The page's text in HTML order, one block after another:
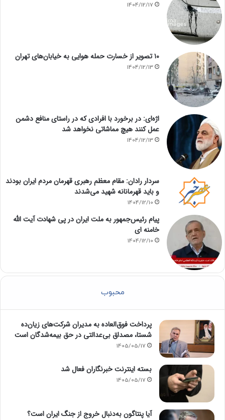
1404/12/17
۱۰ تصویر از خسارت حمله هوایی به خیابان‌های تهران
1404/12/13
اژه‌ای: در برخورد با افرادی که در راستای منافع دشمن
عمل کنند هیچ مماشاتی نخواهد شد
1404/12/13
سردار رادان: مقام معظم رهبری قهرمان مردم ایران بودند
و باید قهرمانانه شهید می‌شدند
1404/12/10
پیام رئیس‌جمهور به ملت ایران در پی شهادت آیت الله
خامنه ای
1404/12/10
محبوب
پرداخت فوق‌العاده به مدیران شرکت‌های زیان‌ده
شستا، مصداق بی‌عدالتی در حق بیمه‌شدگان است
1405/05/17
بسته اینترنت خبرنگاران فعال شد
1405/05/17
آیا پنتاگون به‌دنبال خروج از جنگ ایران است؟